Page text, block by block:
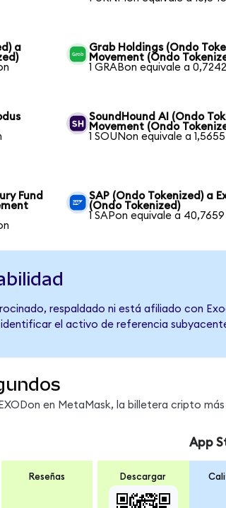
a
Grab Holdings (Ondo
Movement (Ondo
1 GRABon equivale a
SoundHound AI (Ondo
Movement (Ondo
1 SOUNon equivale a
Fund
SAP (Ondo Tokenized) a
(Ondo Tokenized)
1 SAPon equivale a
respaldado ni está afiliado con
el activo de referencia
en MetaMask, la billetera cripto
Reseñas Descargar
App